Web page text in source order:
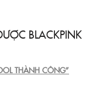
BLACKPINK
THÀNH CÔNG”